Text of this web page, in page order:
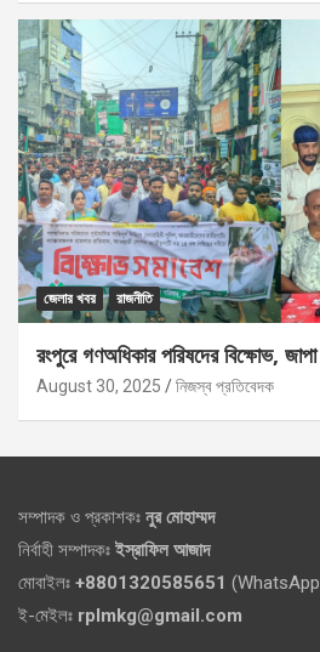
জেলার খবর রাজনীতি
রংপুরে গণঅধিকার পরিষদের বিক্ষোভ, জাপা
August 30, 2025 নিজস্ব প্রতিবেদক
সম্পাদক ও প্রকাশকঃ নুর মোহাম্মদ
নির্বাহী সম্পাদকঃ ইস্রাফিল আজাদ
মোবাইলঃ +8801320585651
ই-মেইলঃ rplmkg@gmail.com